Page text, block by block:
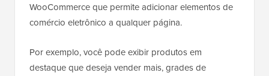
WooCommerce que permite adicionar elementos de
comércio eletrônico a qualquer página.
Por exemplo, você pode exibir produtos em
destaque que deseja vender mais, grades de